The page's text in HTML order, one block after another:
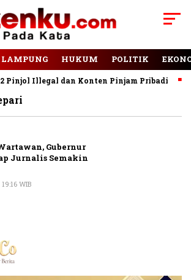
LAMPUNG HUKUM POLITIK
Illegal dan Konten Pinjam Pribadi
Gubernur
Jurnalis Semakin
WIB